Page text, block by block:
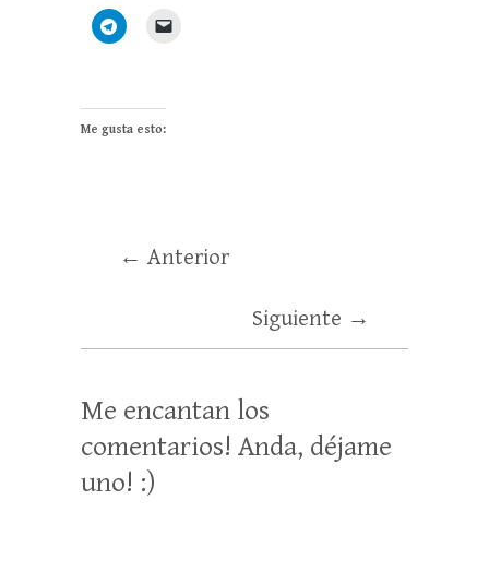
Me gusta esto:
← Anterior
Siguiente →
Me encantan los
comentarios! Anda, déjame
uno! :)